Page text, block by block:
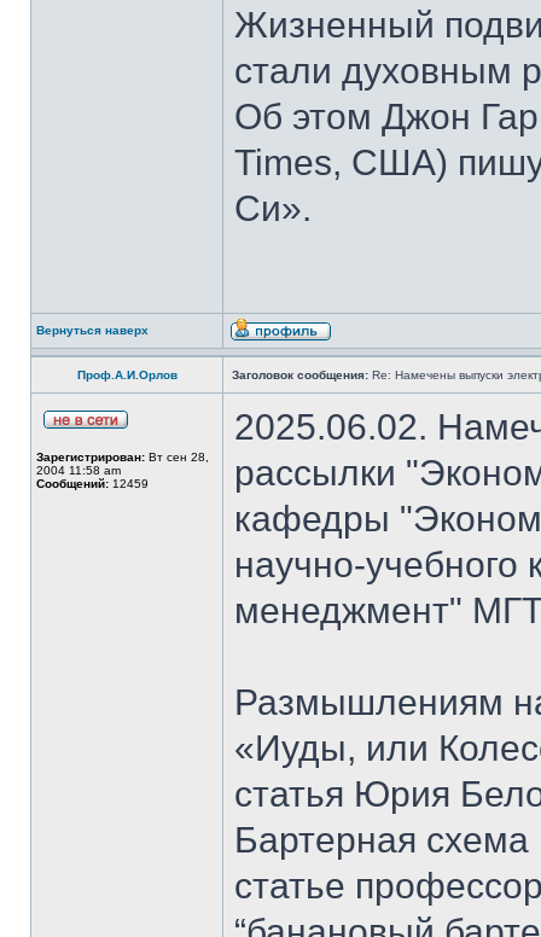
Жизненный
стали духовным
Об этом Джон
Times, США)
Си».
Вернуться наверх
Проф.А.И.Орлов Заголовок сообщения: Re: Намечены выпуски
Зарегистрирован: Вт сен 28,
2004 11:58 am
Сообщений: 12459
2025.06.02.
рассылки
кафедры
научно-
менеджмент"
Размышлениям
«Иуды, или
статья Юрия
Бартерная схема
статье